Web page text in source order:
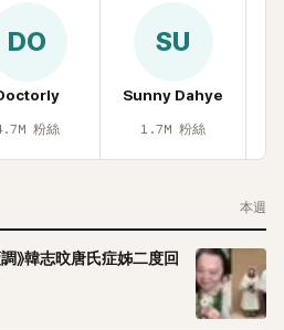
DO
粉絲
SU
Sunny Dahye
1.7M 粉絲
本週
》韓志旼唐氏症姊二度回